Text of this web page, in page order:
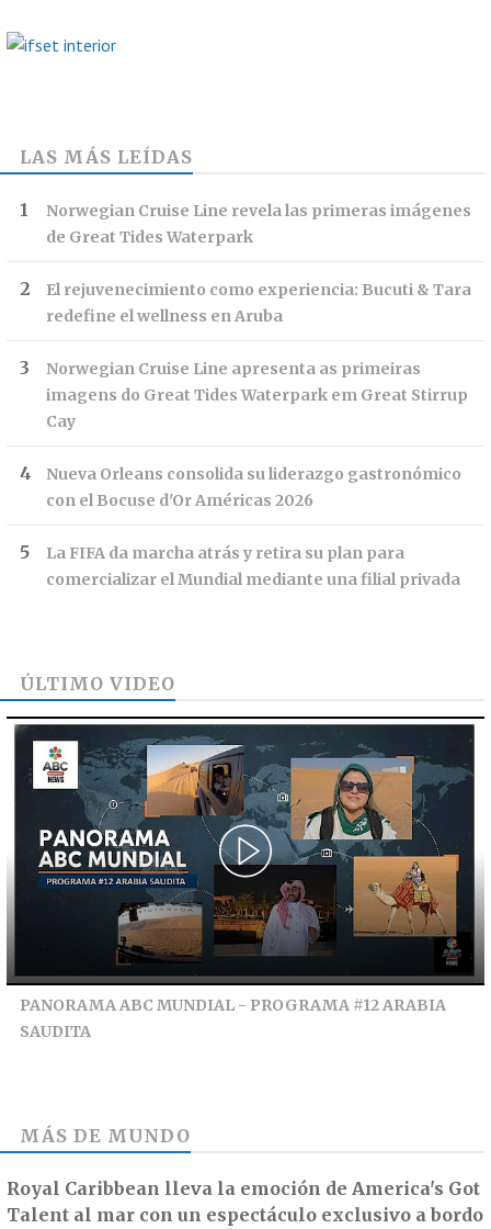
LAS MÁS LEÍDAS
Norwegian Cruise Line revela las primeras imágenes
de Great Tides Waterpark
El rejuvenecimiento como experiencia: Bucuti & Tara
redefine el wellness en Aruba
Norwegian Cruise Line apresenta as primeiras
imagens do Great Tides Waterpark em Great Stirrup
Cay
Nueva Orleans consolida su liderazgo gastronómico
con el Bocuse d'Or Américas 2026
La FIFA da marcha atrás y retira su plan para
comercializar el Mundial mediante una filial privada
ÚLTIMO VIDEO
PANORAMA ABC MUNDIAL - PROGRAMA #12 ARABIA
SAUDITA
MÁS DE MUNDO
Royal Caribbean lleva la emoción de America's Got
Talent al mar con un espectáculo exclusivo a bordo